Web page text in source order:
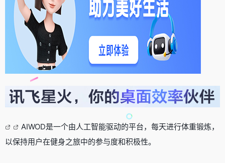
AIWOD是一个由人工智能驱动的平台，每天进行体重锻炼，
以保持用户在健身之旅中的参与度和积极性。